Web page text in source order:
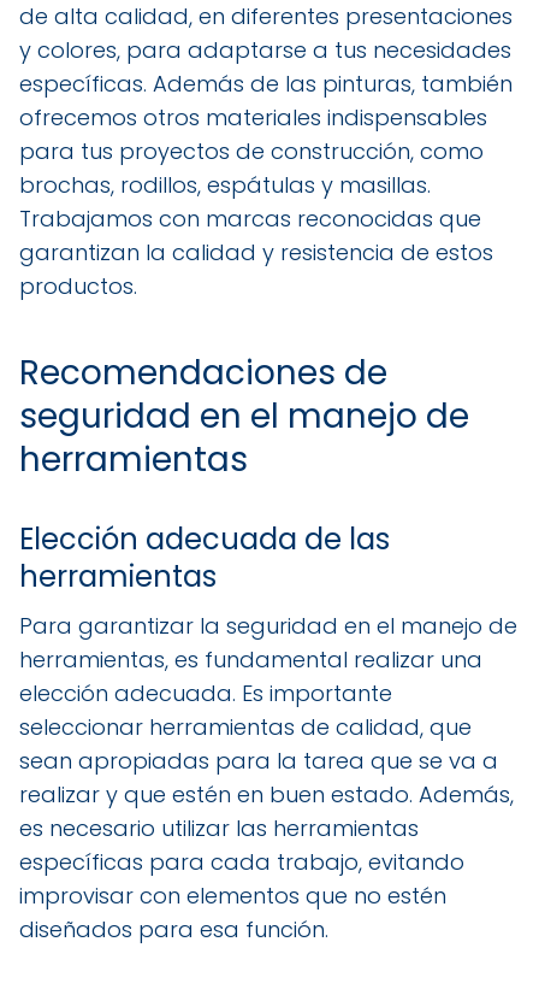
de alta calidad, en diferentes presentaciones
y colores, para adaptarse a tus necesidades
específicas. Además de las pinturas, también
ofrecemos otros materiales indispensables
para tus proyectos de construcción, como
brochas, rodillos, espátulas y masillas.
Trabajamos con marcas reconocidas que
garantizan la calidad y resistencia de estos
productos.
Recomendaciones de
seguridad en el manejo de
herramientas
Elección adecuada de las
herramientas
Para garantizar la seguridad en el manejo de
herramientas, es fundamental realizar una
elección adecuada. Es importante
seleccionar herramientas de calidad, que
sean apropiadas para la tarea que se va a
realizar y que estén en buen estado. Además,
es necesario utilizar las herramientas
específicas para cada trabajo, evitando
improvisar con elementos que no estén
diseñados para esa función.